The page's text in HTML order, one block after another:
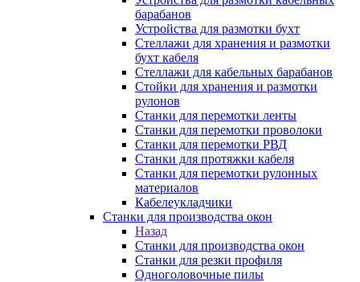
барабанов
Устройства для размотки бухт
Стеллажи для хранения и размотки
бухт кабеля
Стеллажи для кабельных барабанов
Стойки для хранения и размотки
рулонов
Станки для перемотки ленты
Станки для перемотки проволоки
Станки для перемотки РВД
Станки для протяжки кабеля
Станки для перемотки рулонных
материалов
Кабелеукладчики
Станки для производства окон
Назад
Станки для производства окон
Станки для резки профиля
Одноголовочные пилы